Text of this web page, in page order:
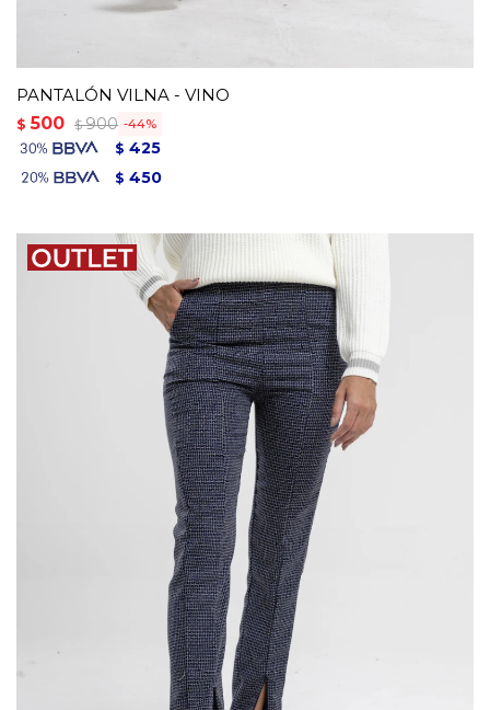
PANTALÓN VILNA - VINO
$ 500 $ 900 44
$ 425
$ 450